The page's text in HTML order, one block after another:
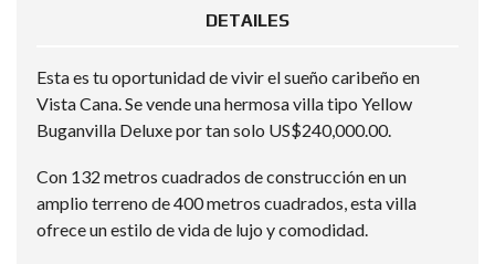
DETAILES
Esta es tu oportunidad de vivir el sueño caribeño en
Vista Cana. Se vende una hermosa villa tipo Yellow
Buganvilla Deluxe por tan solo US$240,000.00.
Con 132 metros cuadrados de construcción en un
amplio terreno de 400 metros cuadrados, esta villa
ofrece un estilo de vida de lujo y comodidad.